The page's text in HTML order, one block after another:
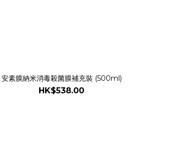
安素膜納米消毒殺菌膜補充裝 (500ml)
HK$538.00